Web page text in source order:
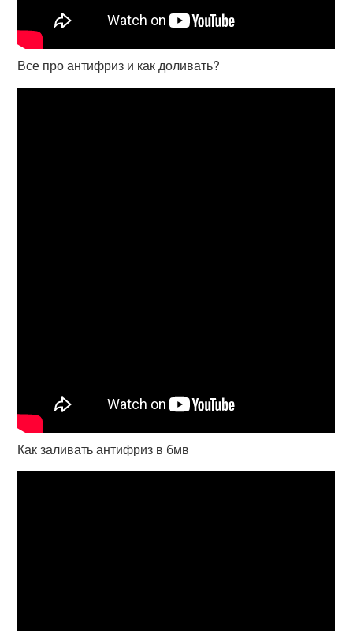
Все про антифриз и как доливать?
Как заливать антифриз в бмв